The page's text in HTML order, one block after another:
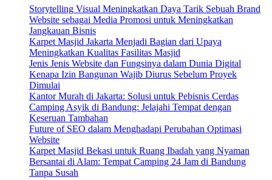
Storytelling Visual Meningkatkan Daya Tarik Sebuah Brand
Website sebagai Media Promosi untuk Meningkatkan
Jangkauan Bisnis
Karpet Masjid Jakarta Menjadi Bagian dari Upaya
Meningkatkan Kualitas Fasilitas Masjid
Jenis Jenis Website dan Fungsinya dalam Dunia Digital
Kenapa Izin Bangunan Wajib Diurus Sebelum Proyek
Dimulai
Kantor Murah di Jakarta: Solusi untuk Pebisnis Cerdas
Camping Asyik di Bandung: Jelajahi Tempat dengan
Keseruan Tambahan
Future of SEO dalam Menghadapi Perubahan Optimasi
Website
Karpet Masjid Bekasi untuk Ruang Ibadah yang Nyaman
Bersantai di Alam: Tempat Camping 24 Jam di Bandung
Tanpa Susah